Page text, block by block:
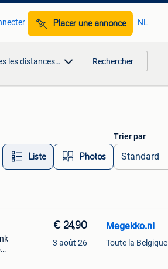
Placer une annonce NL
les distances… Rechercher
Liste Photos
Trier par
€ 24,90
3 août 26
Megekko.nl
Toute la Belgique